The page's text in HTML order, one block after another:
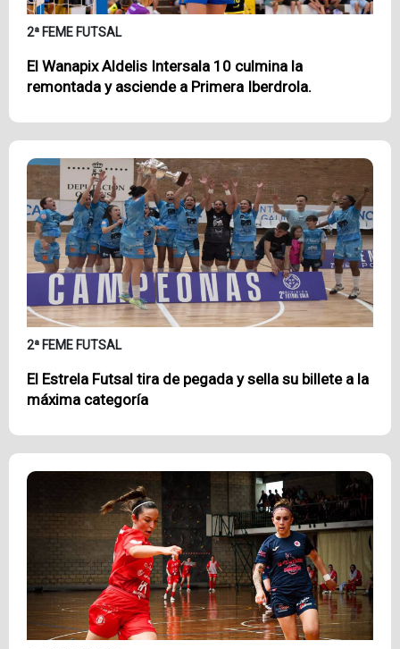
2ª FEME FUTSAL
El Wanapix Aldelis Intersala 10 culmina la
remontada y asciende a Primera Iberdrola.
2ª FEME FUTSAL
El Estrela Futsal tira de pegada y sella su billete a la
máxima categoría